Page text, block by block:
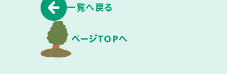
一覧へ戻る
ページTOPへ